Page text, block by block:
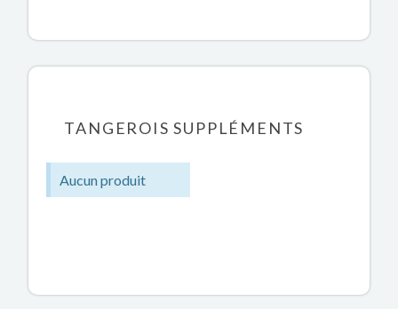
TANGEROIS SUPPLÉMENTS
Aucun produit